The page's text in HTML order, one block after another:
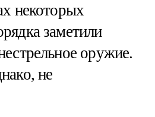
некоторых
заметили
оружие.
не